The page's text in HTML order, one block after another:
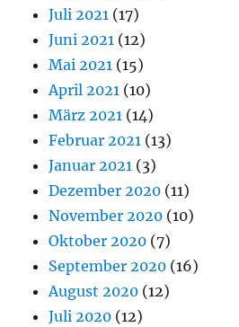
Juli 2021 (17)
Juni 2021 (12)
Mai 2021 (15)
April 2021 (10)
März 2021 (14)
Februar 2021 (13)
Januar 2021 (3)
Dezember 2020 (11)
November 2020 (10)
Oktober 2020 (7)
September 2020 (16)
August 2020 (12)
Juli 2020 (12)